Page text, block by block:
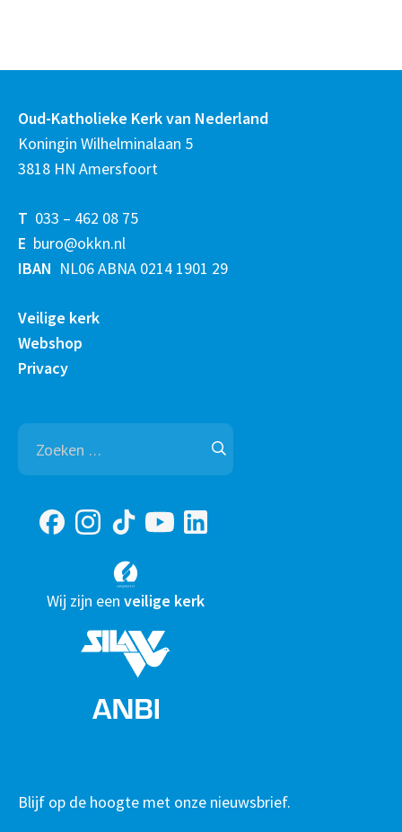
Oud-Katholieke Kerk van Nederland
Koningin Wilhelminalaan 5
3818 HN Amersfoort
T 033 – 462 08 75
E buro@okkn.nl
IBAN NL06 ABNA 0214 1901 29
Veilige kerk
Webshop
Privacy
Zoeken
naar:
Wij zijn een veilige kerk
Blijf op de hoogte met onze nieuwsbrief.